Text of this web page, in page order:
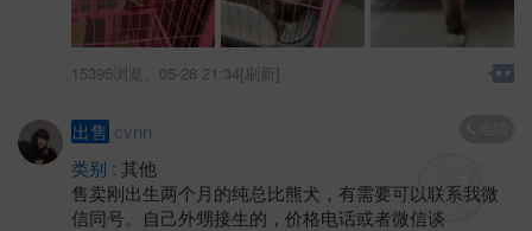
15395浏览、 05-28 21:34[刷新]
出售 cvnn
类别 : 其他
售卖刚出生两个月的纯总比熊犬，有需要可以联系我微
信同号。自己外甥接生的，价格电话或者微信谈